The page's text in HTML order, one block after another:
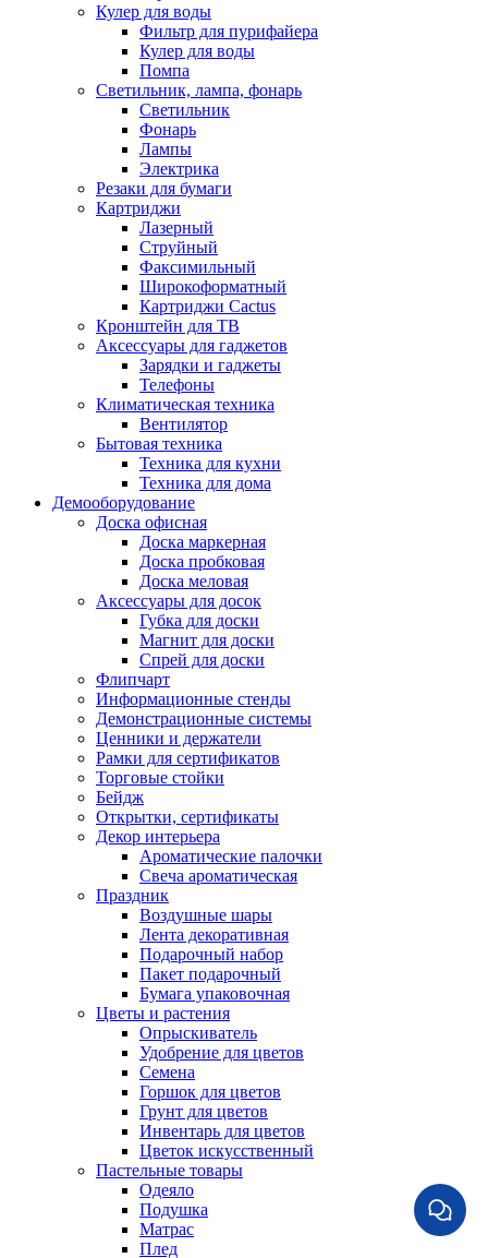
Кулер для воды
Фильтр для пурифайера
Кулер для воды
Помпа
Светильник, лампа, фонарь
Светильник
Фонарь
Лампы
Электрика
Резаки для бумаги
Картриджи
Лазерный
Струйный
Факсимильный
Широкоформатный
Картриджи Cactus
Кронштейн для ТВ
Аксессуары для гаджетов
Зарядки и гаджеты
Телефоны
Климатическая техника
Вентилятор
Бытовая техника
Техника для кухни
Техника для дома
Демооборудование
Доска офисная
Доска маркерная
Доска пробковая
Доска меловая
Аксессуары для досок
Губка для доски
Магнит для доски
Спрей для доски
Флипчарт
Информационные стенды
Демонстрационные системы
Ценники и держатели
Рамки для сертификатов
Торговые стойки
Бейдж
Открытки, сертификаты
Декор интерьера
Ароматические палочки
Свеча ароматическая
Праздник
Воздушные шары
Лента декоративная
Подарочный набор
Пакет подарочный
Бумага упаковочная
Цветы и растения
Опрыскиватель
Удобрение для цветов
Семена
Горшок для цветов
Грунт для цветов
Инвентарь для цветов
Цветок искусственный
Пастельные товары
Одеяло
Подушка
Матрас
Плед